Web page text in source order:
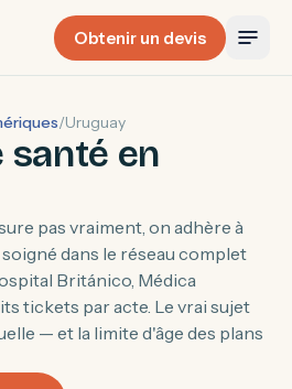
Obtenir un devis
/Uruguay
santé en
pas vraiment, on adhère à
dans le réseau complet
Británico, Médica
tickets par acte. Le vrai sujet
— et la limite d'âge des plans